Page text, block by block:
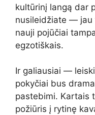
kultūrinį langą dar
nusileidžiate — jau
nauji pojūčiai
egzotiškais.
Ir galiausiai —
pokyčiai bus
pastebimi. Kartais
požiūris į rytinę